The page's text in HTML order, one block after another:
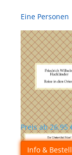
Eine Personen
Preis ab26.95
Info &